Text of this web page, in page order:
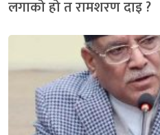
लगाको हो त रामशरण दाइ ?